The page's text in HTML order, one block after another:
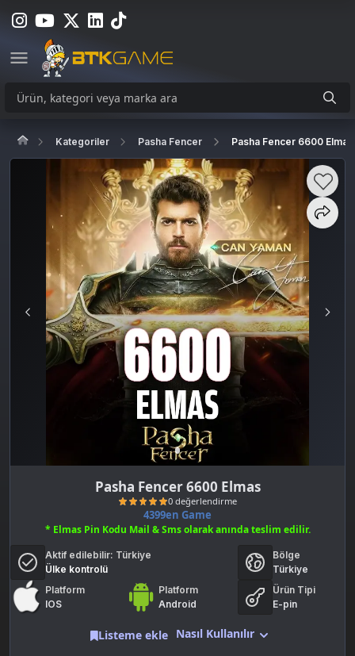
Kategoriler Pasha Fencer Pasha Fencer 6600 Elmas
Pasha Fencer 6600 Elmas
0 değerlendirme
4399en Game
* Elmas Pin Kodu Mail & Sms olarak anında teslim edilir.
Aktif edilebilir: Türkiye
Ülke kontrolü
Bölge
Türkiye
Platform
IOS
Platform
Android
Ürün Tipi
E-pin
Nasıl Kullanılır
Listeme ekle